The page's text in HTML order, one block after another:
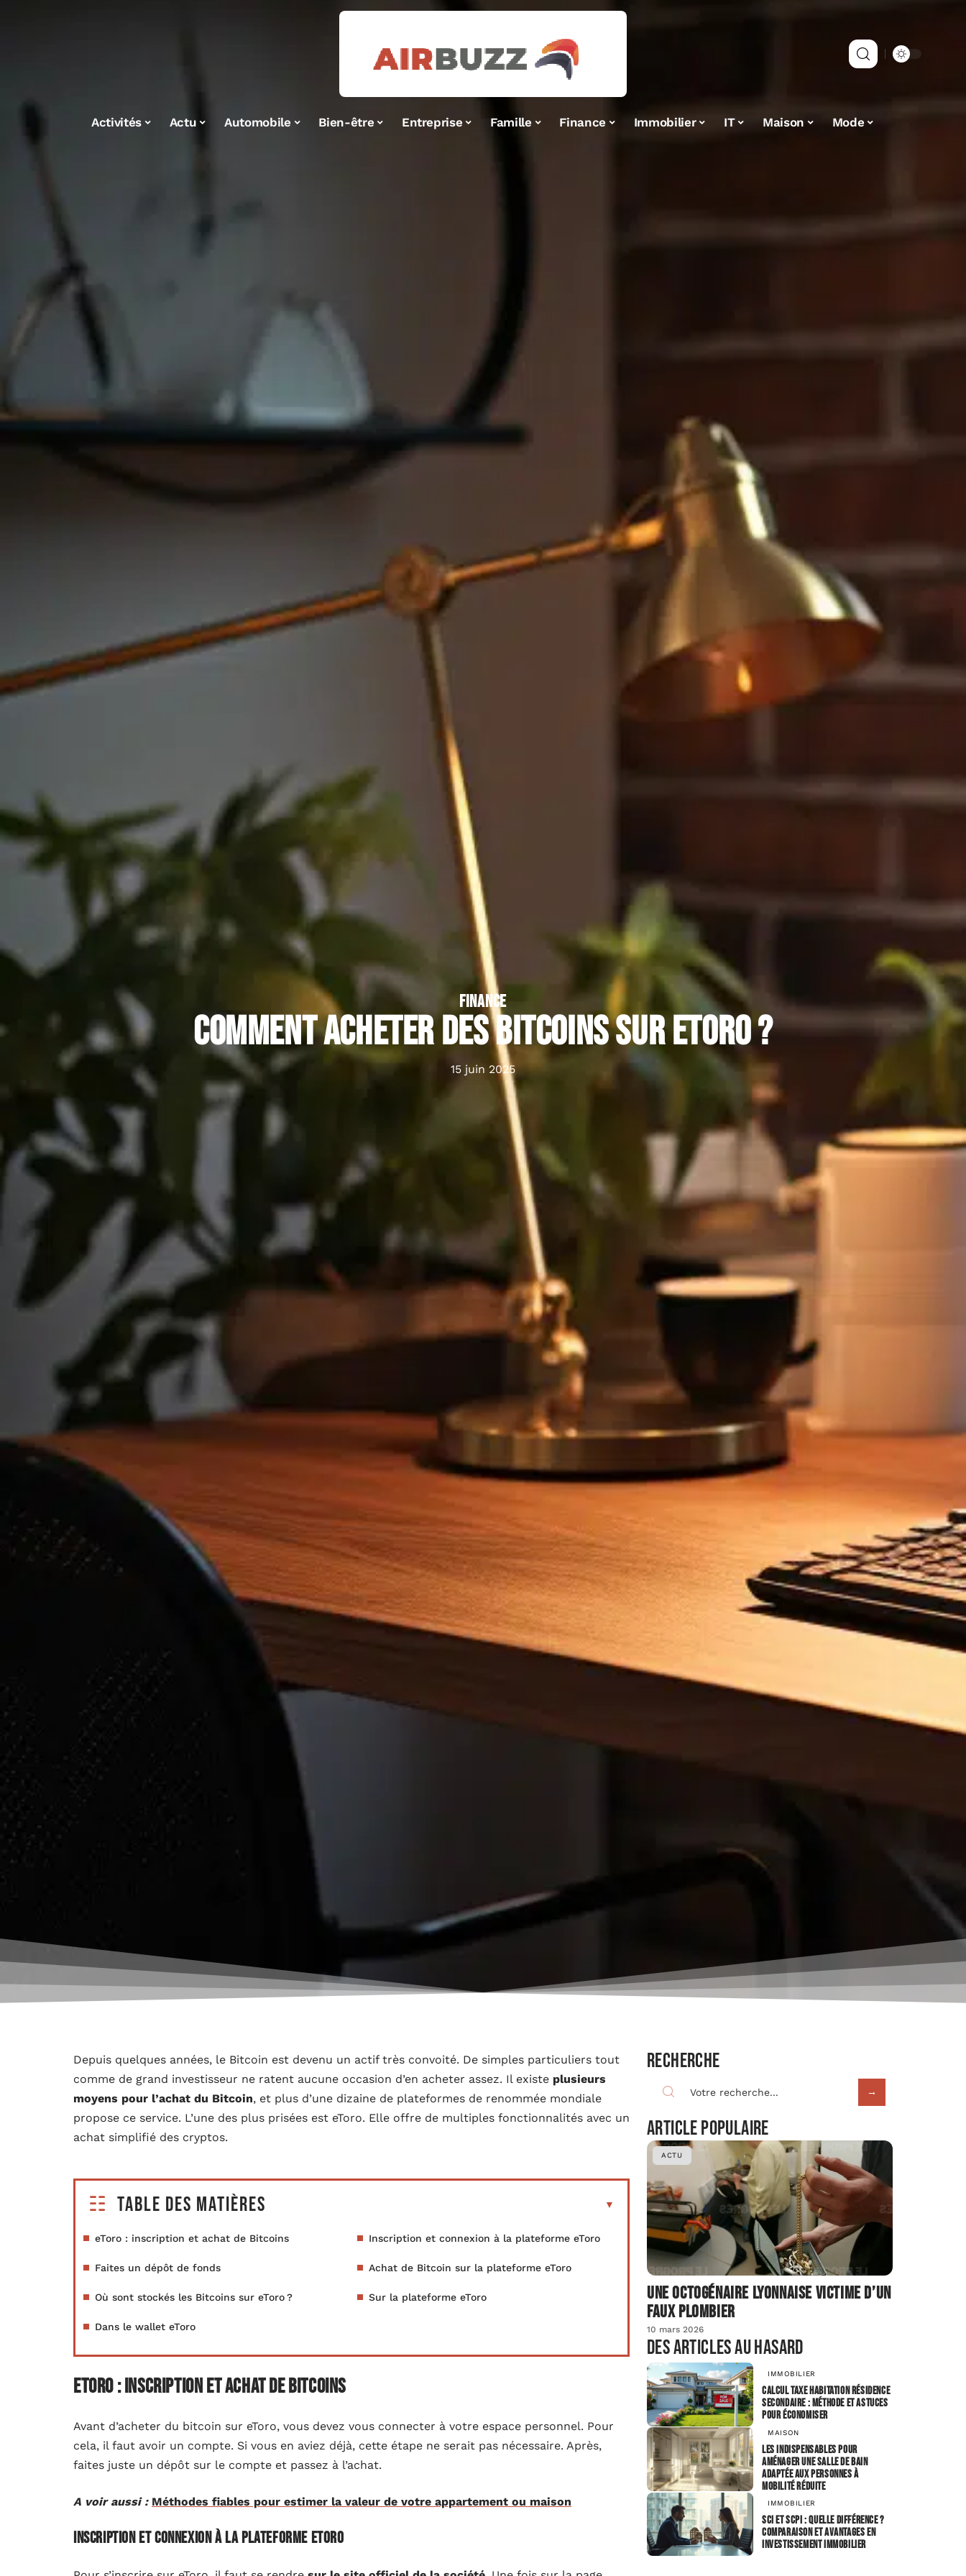
Activités Actu Automobile Bien-être Entreprise Famille Finance Immobilier IT Maison Mode
FINANCE
Comment acheter des Bitcoins sur eToro ?
15 juin 2025
Depuis quelques années, le Bitcoin est devenu un actif très convoité. De simples particuliers tout
comme de grand investisseur ne ratent aucune occasion d’en acheter assez. Il existe plusieurs
moyens pour l’achat du Bitcoin, et plus d’une dizaine de plateformes de renommée mondiale
propose ce service. L’une des plus prisées est eToro. Elle offre de multiples fonctionnalités avec un
achat simplifié des cryptos.
Table des matières
eToro : inscription et achat de Bitcoins Inscription et connexion à la plateforme eToro
Faites un dépôt de fonds Achat de Bitcoin sur la plateforme eToro
Où sont stockés les Bitcoins sur eToro ? Sur la plateforme eToro
Dans le wallet eToro
eToro : inscription et achat de Bitcoins
Avant d’acheter du bitcoin sur eToro, vous devez vous connecter à votre espace personnel. Pour
cela, il faut avoir un compte. Si vous en aviez déjà, cette étape ne serait pas nécessaire. Après,
faites juste un dépôt sur le compte et passez à l’achat.
A voir aussi : Méthodes fiables pour estimer la valeur de votre appartement ou maison
Inscription et connexion à la plateforme eToro
Recherche
Article populaire
ACTU
Une octogénaire lyonnaise victime d’un
faux plombier
10 mars 2026
Des articles au hasard
IMMOBILIER
Calcul taxe habitation résidence
secondaire : méthode et astuces
pour économiser
MAISON
Les indispensables pour
aménager une salle de bain
adaptée aux personnes à
mobilité réduite
IMMOBILIER
SCI et SCPI : quelle différence ?
Comparaison et avantages en
investissement immobilier